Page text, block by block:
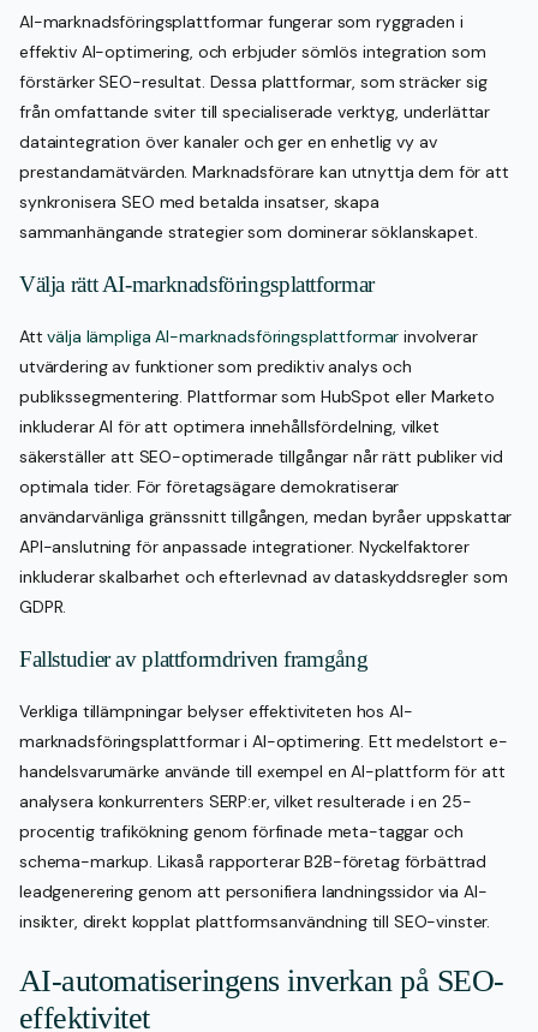
AI-marknadsföringsplattformar fungerar som ryggraden i
effektiv AI-optimering, och erbjuder sömlös integration som
förstärker SEO-resultat. Dessa plattformar, som sträcker sig
från omfattande sviter till specialiserade verktyg, underlättar
dataintegration över kanaler och ger en enhetlig vy av
prestandamätvärden. Marknadsförare kan utnyttja dem för att
synkronisera SEO med betalda insatser, skapa
sammanhängande strategier som dominerar söklanskapet.
Välja rätt AI-marknadsföringsplattformar
Attvälja lämpliga AI-marknadsföringsplattformar involverar
utvärdering av funktioner som prediktiv analys och
publikssegmentering. Plattformar som HubSpot eller Marketo
inkluderar AI för att optimera innehållsfördelning, vilket
säkerställer att SEO-optimerade tillgångar når rätt publiker vid
optimala tider. För företagsägare demokratiserar
användarvänliga gränssnitt tillgången, medan byråer uppskattar
API-anslutning för anpassade integrationer. Nyckelfaktorer
inkluderar skalbarhet och efterlevnad av dataskyddsregler som
GDPR.
Fallstudier av plattformdriven framgång
Verkliga tillämpningar belyser effektiviteten hos AI-
marknadsföringsplattformar i AI-optimering. Ett medelstort e-
handelsvarumärke använde till exempel en AI-plattform för att
analysera konkurrenters SERP:er, vilket resulterade i en 25-
procentig trafikökning genom förfinade meta-taggar och
schema-markup. Likaså rapporterar B2B-företag förbättrad
leadgenerering genom att personifiera landningssidor via AI-
insikter, direkt kopplat plattformsanvändning till SEO-vinster.
AI-automatiseringens inverkan på SEO-
effektivitet